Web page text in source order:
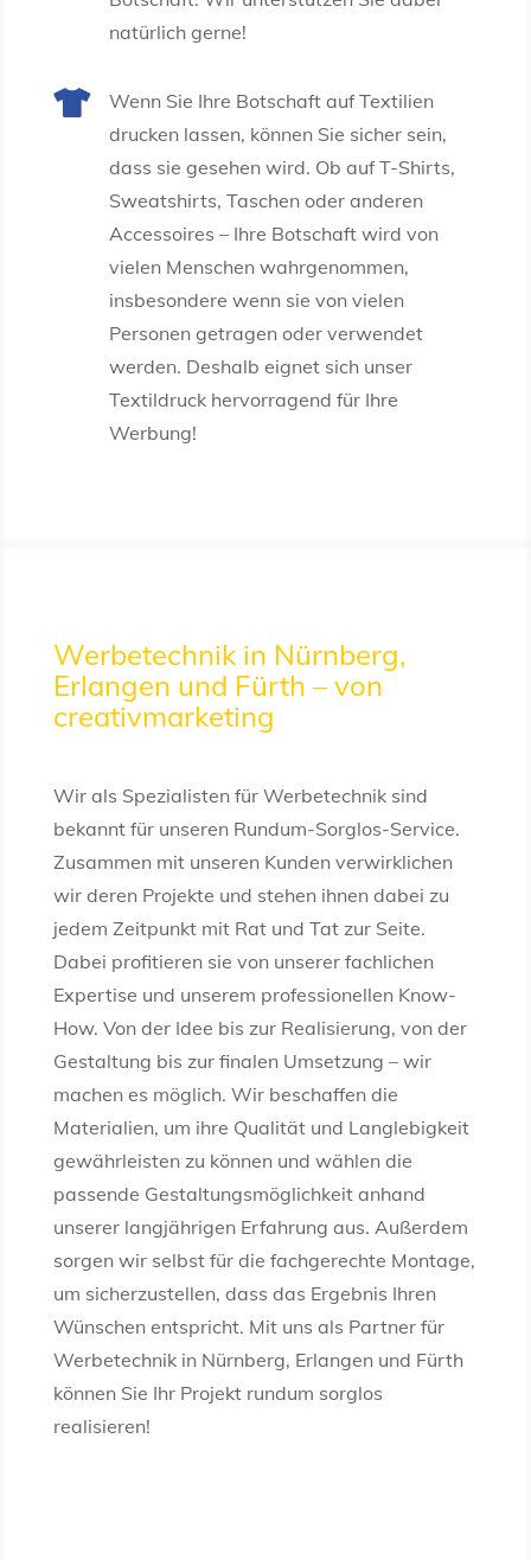
natürlich gerne!

Wenn Sie Ihre Botschaft auf Textilien
drucken lassen, können Sie sicher sein,
dass sie gesehen wird. Ob auf T-Shirts,
Sweatshirts, Taschen oder anderen
Accessoires – Ihre Botschaft wird von
vielen Menschen wahrgenommen,
insbesondere wenn sie von vielen
Personen getragen oder verwendet
werden. Deshalb eignet sich unser
Textildruck hervorragend für Ihre
Werbung!
Werbetechnik in Nürnberg,
Erlangen und Fürth – von
creativmarketing
Wir als Spezialisten für Werbetechnik sind
bekannt für unseren Rundum-Sorglos-Service.
Zusammen mit unseren Kunden verwirklichen
wir deren Projekte und stehen ihnen dabei zu
jedem Zeitpunkt mit Rat und Tat zur Seite.
Dabei profitieren sie von unserer fachlichen
Expertise und unserem professionellen Know-
How. Von der Idee bis zur Realisierung, von der
Gestaltung bis zur finalen Umsetzung – wir
machen es möglich. Wir beschaffen die
Materialien, um ihre Qualität und Langlebigkeit
gewährleisten zu können und wählen die
passende Gestaltungsmöglichkeit anhand
unserer langjährigen Erfahrung aus. Außerdem
sorgen wir selbst für die fachgerechte Montage,
um sicherzustellen, dass das Ergebnis Ihren
Wünschen entspricht. Mit uns als Partner für
Werbetechnik in Nürnberg, Erlangen und Fürth
können Sie Ihr Projekt rundum sorglos
realisieren!